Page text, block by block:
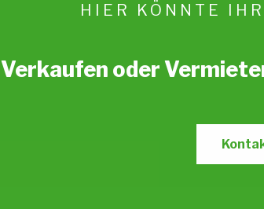
HIER KÖNNTE
Verkaufen oder